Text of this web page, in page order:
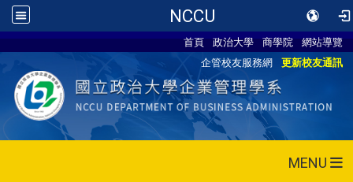
NCCU
首頁 政治大學 商學院
網站導覽
企管校友服務網
更新校友通訊
MENU